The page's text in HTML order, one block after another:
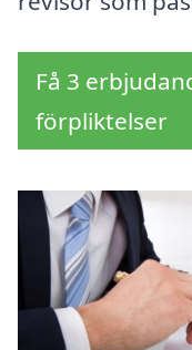
Få 3
förpliktelser